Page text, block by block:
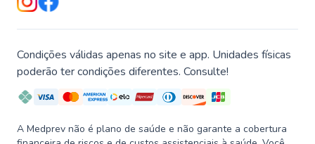
Condições válidas apenas no site e app. Unidades físicas
poderão ter condições diferentes. Consulte!
A Medprev não é plano de saúde e não garante a cobertura